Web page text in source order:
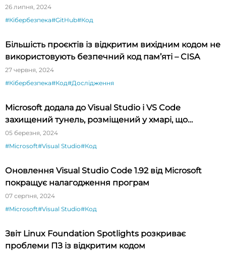
26 липня, 2024
#Кібербезпека#GitHub#Код
Більшість проєктів із відкритим вихідним кодом не
використовують безпечний код пам’яті – CISA
27 червня, 2024
#Кібербезпека#Код#Дослідження
Microsoft додала до Visual Studio і VS Code
захищений тунель, розміщений у хмарі, що
спрощує тестування API
05 березня, 2024
#Microsoft#Visual Studio#Код
Оновлення Visual Studio Code 1.92 від Microsoft
покращує налагодження програм
07 серпня, 2024
#Microsoft#Visual Studio#Код
Звіт Linux Foundation Spotlights розкриває
проблеми ПЗ із відкритим кодом